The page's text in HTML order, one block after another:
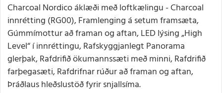
Charcoal Nordico áklæði með loftkælingu - Charcoal
innrétting (RG00), Framlenging á setum framsæta,
Gúmmímottur að framan og aftan, LED lýsing „High
Level“ í innréttingu, Rafskyggjanlegt Panorama
glerþak, Rafdrifið ökumannssæti með minni, Rafdrifið
farþegasæti, Rafdrifnar rúður að framan og aftan,
Þráðlaus hleðslustöð fyrir snjallsíma.